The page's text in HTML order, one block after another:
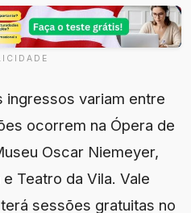
ingressos variam entre
ocorrem na Ópera de
Oscar Niemeyer,
Teatro da Vila. Vale
sessões gratuitas no